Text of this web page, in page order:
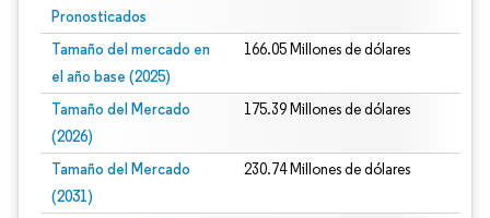
Pronosticados
Tamaño del mercado en
el año base (2025)
166.05 Millones de dólares
Tamaño del Mercado
(2026)
175.39 Millones de dólares
Tamaño del Mercado
(2031)
230.74 Millones de dólares